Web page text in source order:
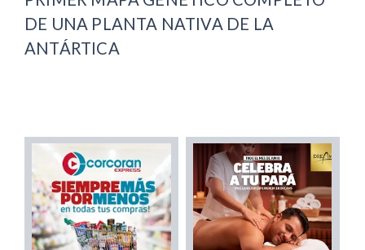
DE UNA PLANTA NATIVA DE LA
ANTÁRTICA